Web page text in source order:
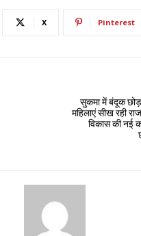
X Pinterest
सुकमा में बंदूक
महिलाएं सीख रही
विकास की नई